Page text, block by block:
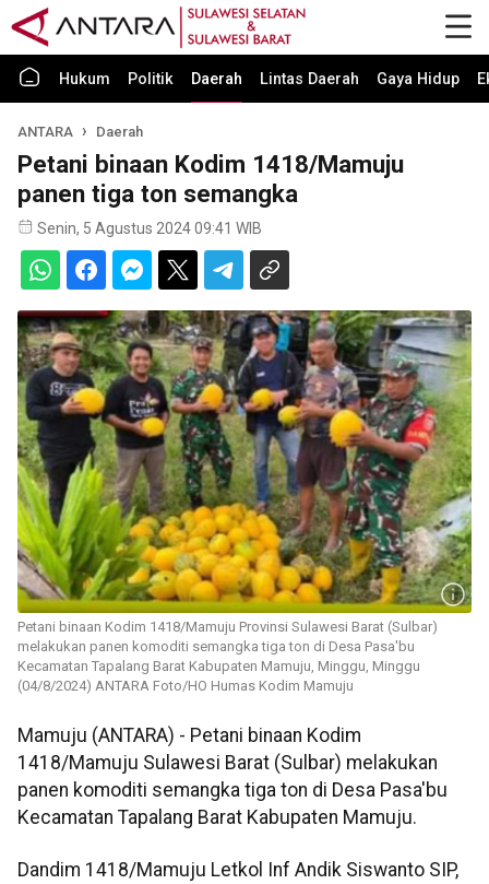
Hukum Politik Daerah Lintas Daerah Gaya Hidup
ANTARA Daerah
Petani binaan Kodim 1418/Mamuju
panen tiga ton semangka
Senin, 5 Agustus 2024 09:41 WIB
Petani binaan Kodim 1418/Mamuju Provinsi Sulawesi Barat (Sulbar)
melakukan panen komoditi semangka tiga ton di Desa Pasa'bu
Kecamatan Tapalang Barat Kabupaten Mamuju, Minggu, Minggu
(04/8/2024) ANTARA Foto/HO Humas Kodim Mamuju
Mamuju (ANTARA) - Petani binaan Kodim
1418/Mamuju Sulawesi Barat (Sulbar) melakukan
panen komoditi semangka tiga ton di Desa Pasa'bu
Kecamatan Tapalang Barat Kabupaten Mamuju.
Dandim 1418/Mamuju Letkol Inf Andik Siswanto SIP,